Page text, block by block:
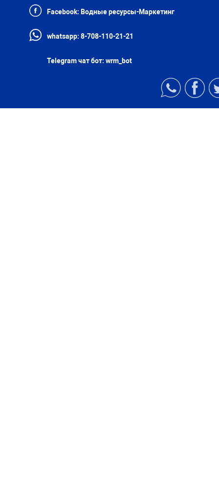
Facebook: Водные ресурсы-Маркетинг
whatsapp: 8-708-110-21-21
Telegram чат бот: wrm_bot